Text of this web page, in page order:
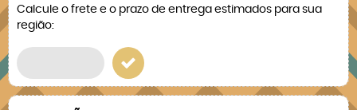
Calcule o frete e o prazo de entrega estimados para sua
região: